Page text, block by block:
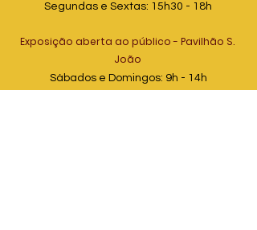
Segundas e Sextas: 15h30 - 18h
Exposição aberta ao público - Pavilhão S.
João
Sábados e Domingos: 9h - 14h